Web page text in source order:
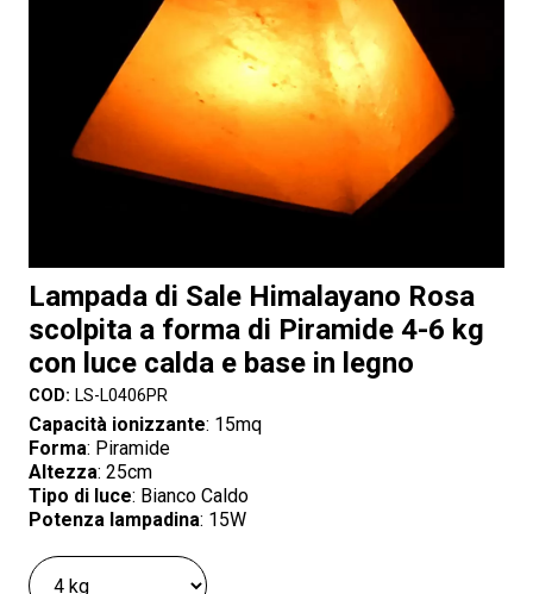
Lampada di Sale Himalayano Rosa
scolpita a forma di Piramide 4-6 kg
con luce calda e base in legno
COD: LS-L0406PR
Capacità ionizzante: 15mq
Forma: Piramide
Altezza: 25cm
Tipo di luce: Bianco Caldo
Potenza lampadina: 15W